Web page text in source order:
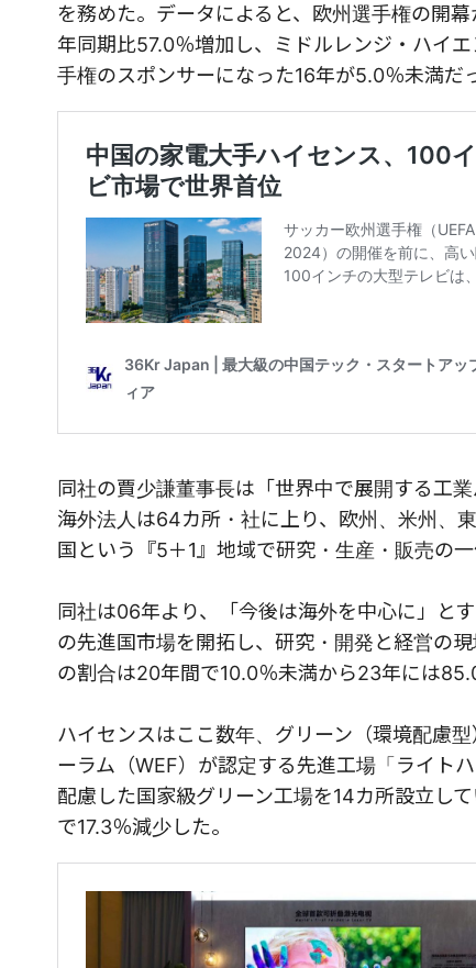
を務めた。データによると、欧州選手権の開
年同期比57.0％増加し、ミドルレンジ・ハイ
手権のスポンサーになった16年が5.0％未満だ
同社の賈少謙董事長は「世界中で展開する工
海外法人は64カ所・社に上り、欧州、米州、
国という『5＋1』地域で研究・生産・販売の
同社は06年より、「今後は海外を中心に」と
の先進国市場を開拓し、研究・開発と経営の
の割合は20年間で10.0％未満から23年には
ハイセンスはここ数年、グリーン（環境配慮
ーラム（WEF）が認定する先進工場「ライト
配慮した国家級グリーン工場を14カ所設立し
で17.3％減少した。